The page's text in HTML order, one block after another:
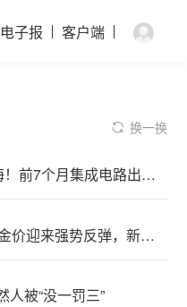
电子报 客户端
换一换
“新新三样”加速出海！前7个月集成电路出口额接近翻倍
连续21个月增持！金价迎来强势反弹，新一轮上行窗口开启？
人被“没一罚三”